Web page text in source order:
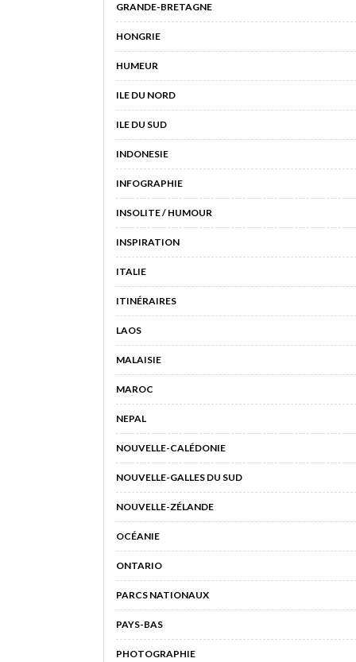
GRANDE-BRETAGNE
HONGRIE
HUMEUR
ILE DU NORD
ILE DU SUD
INDONESIE
INFOGRAPHIE
INSOLITE / HUMOUR
INSPIRATION
ITALIE
ITINÉRAIRES
LAOS
MALAISIE
MAROC
NEPAL
NOUVELLE-CALÉDONIE
NOUVELLE-GALLES DU SUD
NOUVELLE-ZÉLANDE
OCÉANIE
ONTARIO
PARCS NATIONAUX
PAYS-BAS
PHOTOGRAPHIE